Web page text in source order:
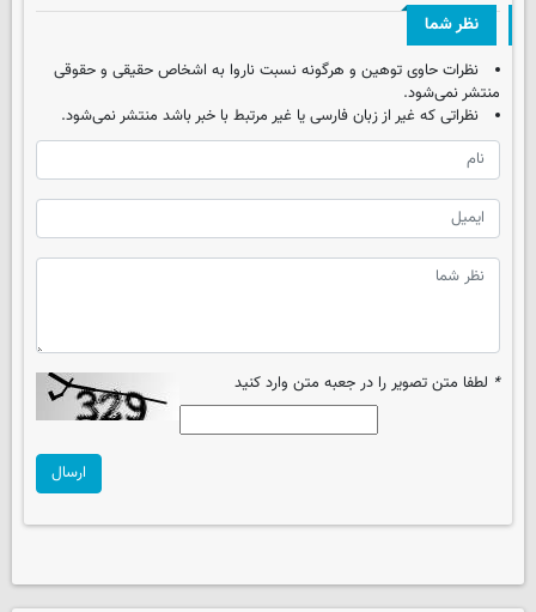
نظر شما
نظرات حاوی توهین و هرگونه نسبت ناروا به اشخاص حقیقی و حقوقی
منتشر نمی‌شود.
نظراتی که غیر از زبان فارسی یا غیر مرتبط با خبر باشد منتشر نمی‌شود.
* لطفا متن تصویر را در جعبه متن وارد کنید
ارسال